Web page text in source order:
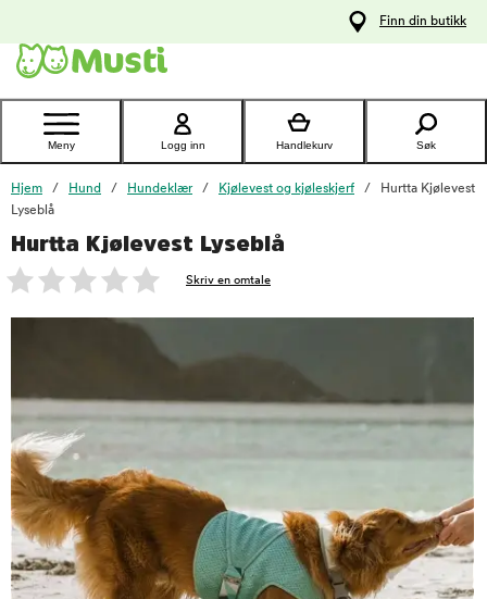
Kontakt
kundeservice
Finn din butikk
Meny Logg inn Handlekurv Søk
Hjem Hund Hundeklær Kjølevest og kjøleskjerf
Hurtta Kjølevest
Lyseblå
Hurtta Kjølevest Lyseblå
Skriv en omtale
foo